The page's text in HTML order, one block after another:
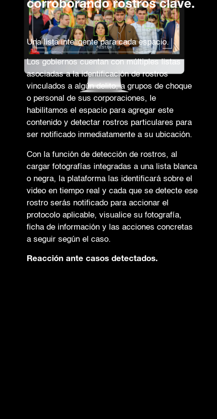
corroborando rostros clave.
Una lista inteligente para cada espacio.
Los gobiernos cuentan con múltiples listas
asociadas a la identificación de rostros
vinculados a algún delito, a grupos de choque
o personal de sus corporaciones, le
habilitamos el espacio para agregar este
contenido y detectar rostros particulares para
ser notificado inmediatamente a su ubicación.
Con la función de detección de rostros, al
cargar fotografías integradas a una lista blanca
o negra, la plataforma las identificará sobre el
video en tiempo real y cada que se detecte ese
rostro serás notificado para accionar el
protocolo aplicable, visualice su fotografía,
ficha de información y las acciones concretas
a seguir según el caso.
Reacción ante casos detectados.